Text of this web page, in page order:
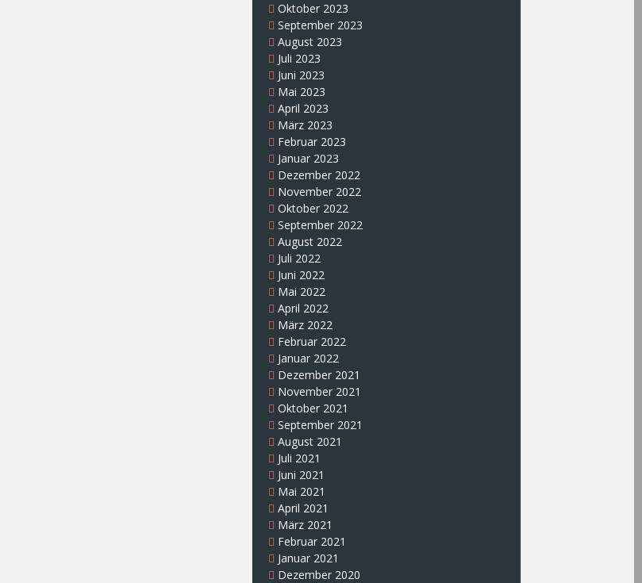
Oktober 2023
September 2023
August 2023
Juli 2023
Juni 2023
Mai 2023
April 2023
März 2023
Februar 2023
Januar 2023
Dezember 2022
November 2022
Oktober 2022
September 2022
August 2022
Juli 2022
Juni 2022
Mai 2022
April 2022
März 2022
Februar 2022
Januar 2022
Dezember 2021
November 2021
Oktober 2021
September 2021
August 2021
Juli 2021
Juni 2021
Mai 2021
April 2021
März 2021
Februar 2021
Januar 2021
Dezember 2020